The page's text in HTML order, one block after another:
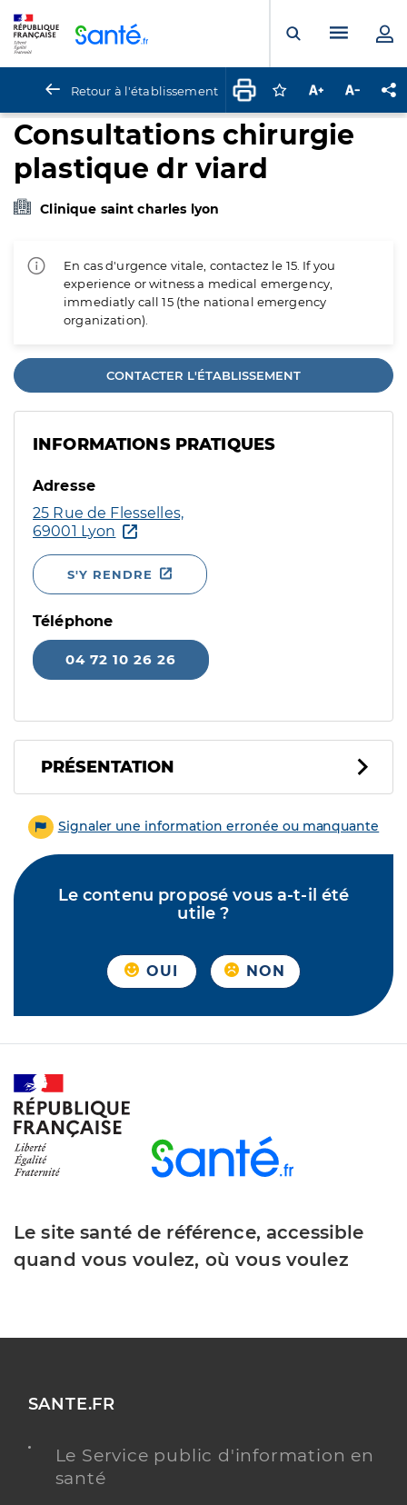
Ouvrir laMenu
Retour à l'établissement Connectez-vous
Augmenter la
Consultations chirurgie
plastique dr viard
Clinique saint charles lyon
En cas d'urgence vitale, contactez le 15. If you
experience or witness a medical emergency,
immediatly call 15 (the national emergency
organization).
CONTACTER L'ÉTABLISSEMENT
INFORMATIONS PRATIQUES
Adresse
25 Rue de Flesselles,
69001 Lyon
S'Y RENDRE
Téléphone
04 72 10 26 26
PRÉSENTATION
Signaler une information erronée ou manquante
Le contenu proposé vous a-t-il été
utile ?
OUI NON
Le site santé de référence, accessible
quand vous voulez, où vous voulez
SANTE.FR
Le Service public d'information en
santé